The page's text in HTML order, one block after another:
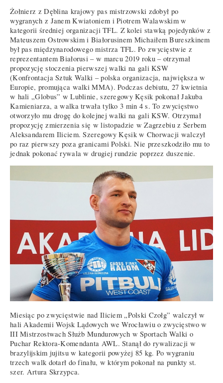
Żołnierz z Dęblina krajowy pas mistrzowski zdobył po
wygranych z Janem Kwiatoniem i Piotrem Walawskim w
kategorii średniej organizacji TFL. Z kolei stawką pojedynków z
Mateuszem Ostrowskim i Białorusinem Michaiłem Bureszkinem
był pas międzynarodowego mistrza TFL. Po zwycięstwie z
reprezentantem Białorusi – w marcu 2019 roku – otrzymał
propozycję stoczenia pierwszej walki na gali KSW
(Konfrontacja Sztuk Walki – polska organizacja, największa w
Europie, promująca walki MMA). Podczas debiutu, 27 kwietnia
w hali „Globus” w Lublinie, szeregowy Kęsik pokonał Jakuba
Kamieniarza, a walka trwała tylko 3 min 4 s. To zwycięstwo
otworzyło mu drogę do kolejnej walki na gali KSW. Otrzymał
propozycję zmierzenia się w listopadzie w Zagrzebiu z Serbem
Aleksandarem Iliciem. Szeregowy Kęsik w Chorwacji walczył
po raz pierwszy poza granicami Polski. Nie przeszkodziło mu to
jednak pokonać rywala w drugiej rundzie poprzez duszenie.
Miesiąc po zwycięstwie nad Iliciem „Polski Czołg” walczył w
hali Akademii Wojsk Lądowych we Wrocławiu o zwycięstwo w
III Mistrzostwach Służb Mundurowych w Sportach Walki o
Puchar Rektora-Komendanta AWL. Stanął do rywalizacji w
brazylijskim jujitsu w kategorii powyżej 85 kg. Po wygraniu
trzech walk dotarł do finału, w którym pokonał na punkty st.
szer. Artura Skrzypca.